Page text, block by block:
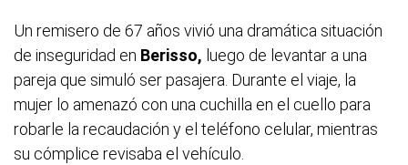
Un remisero de 67 años vivió una dramática situación
de inseguridad en Berisso, luego de levantar a una
pareja que simuló ser pasajera. Durante el viaje, la
mujer lo amenazó con una cuchilla en el cuello para
robarle la recaudación y el teléfono celular, mientras
su cómplice revisaba el vehículo.